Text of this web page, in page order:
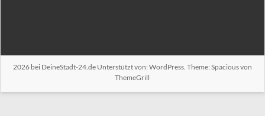
2026 bei DeineStadt-24.deUnterstützt von: WordPress. Theme: Spacious von
ThemeGrill